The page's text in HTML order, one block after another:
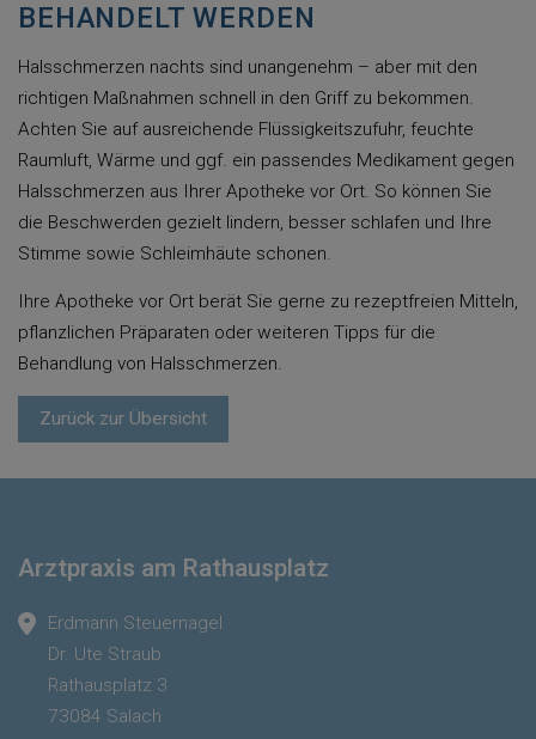
Zurück zur Übersicht
BEHANDELT WERDEN
Halsschmerzen nachts sind unangenehm – aber mit den
richtigen Maßnahmen schnell in den Griff zu bekommen.
Achten Sie auf ausreichende Flüssigkeitszufuhr, feuchte
Raumluft, Wärme und ggf. ein passendes Medikament gegen
Halsschmerzen aus Ihrer Apotheke vor Ort. So können Sie
die Beschwerden gezielt lindern, besser schlafen und Ihre
Stimme sowie Schleimhäute schonen.
Ihre Apotheke vor Ort berät Sie gerne zu rezeptfreien Mitteln,
pflanzlichen Präparaten oder weiteren Tipps für die
Behandlung von Halsschmerzen.
Arztpraxis am Rathausplatz
Erdmann Steuernagel
Dr. Ute Straub
Rathausplatz 3
73084 Salach